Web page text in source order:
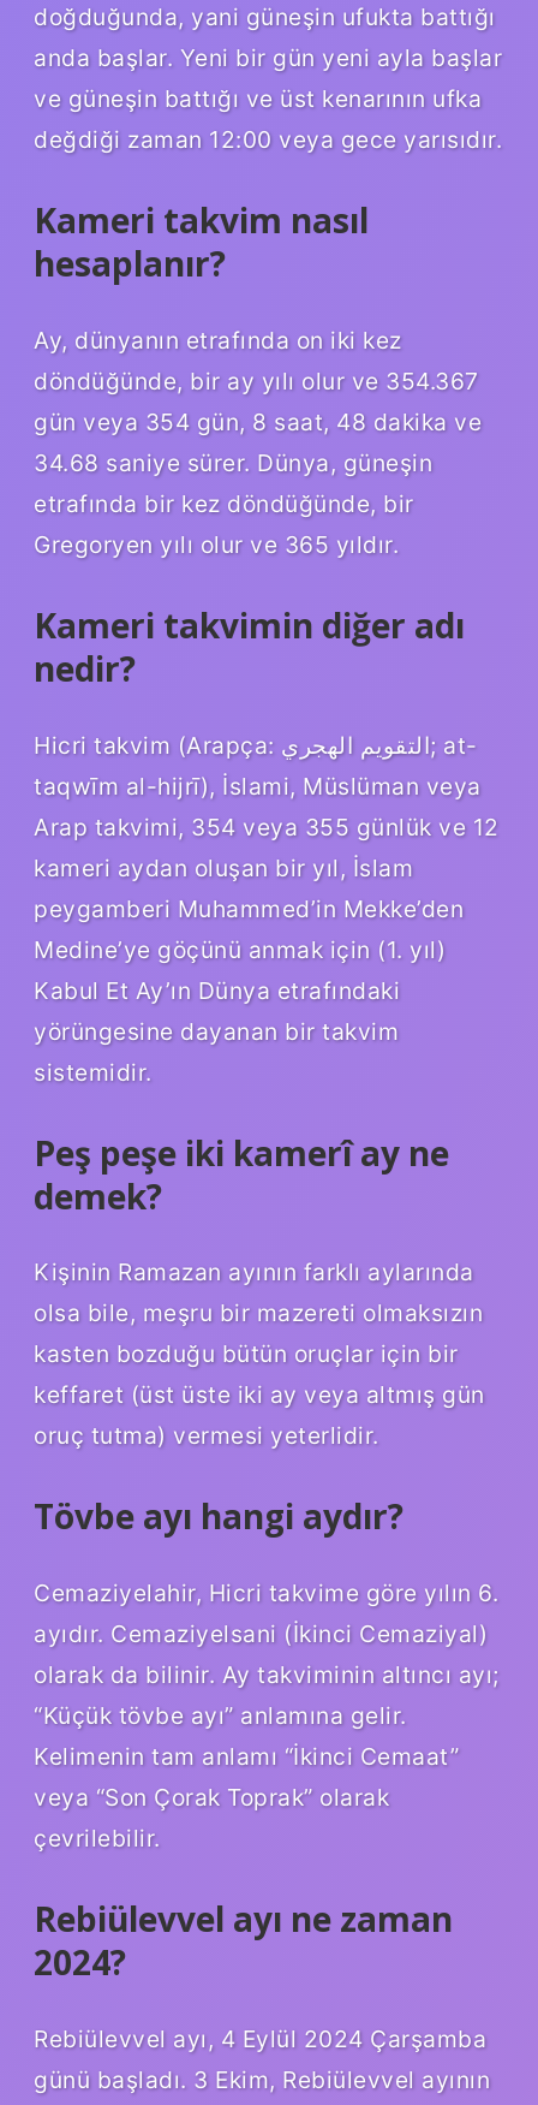
doğduğunda, yani güneşin ufukta battığı
anda başlar. Yeni bir gün yeni ayla başlar
ve güneşin battığı ve üst kenarının ufka
değdiği zaman 12:00 veya gece yarısıdır.
Kameri takvim nasıl
hesaplanır?
Ay, dünyanın etrafında on iki kez
döndüğünde, bir ay yılı olur ve 354.367
gün veya 354 gün, 8 saat, 48 dakika ve
34.68 saniye sürer. Dünya, güneşin
etrafında bir kez döndüğünde, bir
Gregoryen yılı olur ve 365 yıldır.
Kameri takvimin diğer adı
nedir?
Hicri takvim (Arapça: التقويم الهجري; at-
taqwīm al-hijrī), İslami, Müslüman veya
Arap takvimi, 354 veya 355 günlük ve 12
kameri aydan oluşan bir yıl, İslam
peygamberi Muhammed’in Mekke’den
Medine’ye göçünü anmak için (1. yıl)
Kabul Et Ay’ın Dünya etrafındaki
yörüngesine dayanan bir takvim
sistemidir.
Peş peşe iki kamerî ay ne
demek?
Kişinin Ramazan ayının farklı aylarında
olsa bile, meşru bir mazereti olmaksızın
kasten bozduğu bütün oruçlar için bir
keffaret (üst üste iki ay veya altmış gün
oruç tutma) vermesi yeterlidir.
Tövbe ayı hangi aydır?
Cemaziyelahir, Hicri takvime göre yılın 6.
ayıdır. Cemaziyelsani (İkinci Cemaziyal)
olarak da bilinir. Ay takviminin altıncı ayı;
“Küçük tövbe ayı” anlamına gelir.
Kelimenin tam anlamı “İkinci Cemaat”
veya “Son Çorak Toprak” olarak
çevrilebilir.
Rebiülevvel ayı ne zaman
2024?
Rebiülevvel ayı, 4 Eylül 2024 Çarşamba
günü başladı. 3 Ekim, Rebiülevvel ayının